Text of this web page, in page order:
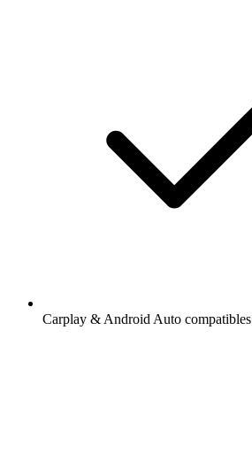
Carplay & Android Auto compatibles